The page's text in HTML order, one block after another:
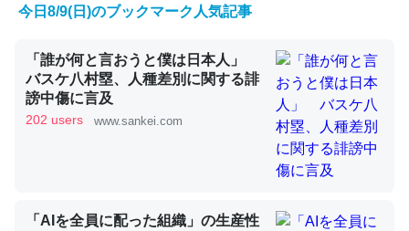
くらい。小説でいう「ずっと前の伏線」は回収されないけ
ど、短期記憶というには多い分量。進化すればするほど分
─GPTの仕組みと限界についての考察（１） - conceptualization
今日8/9(日)のブックマーク人気記事
「誰が何と言おうと僕は日本人」
バスケ八村塁、人種差別に関する誹
謗中傷に言及
202 users www.sankei.com
「AIを全員に配った組織」の生産性